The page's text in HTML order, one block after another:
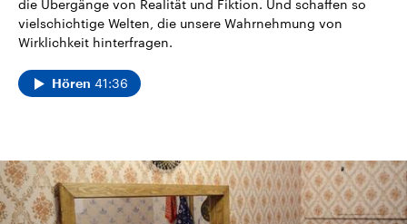
die Übergänge von Realität und Fiktion. Und schaffen so
vielschichtige Welten, die unsere Wahrnehmung von
Wirklichkeit hinterfragen.
Hören 41:36